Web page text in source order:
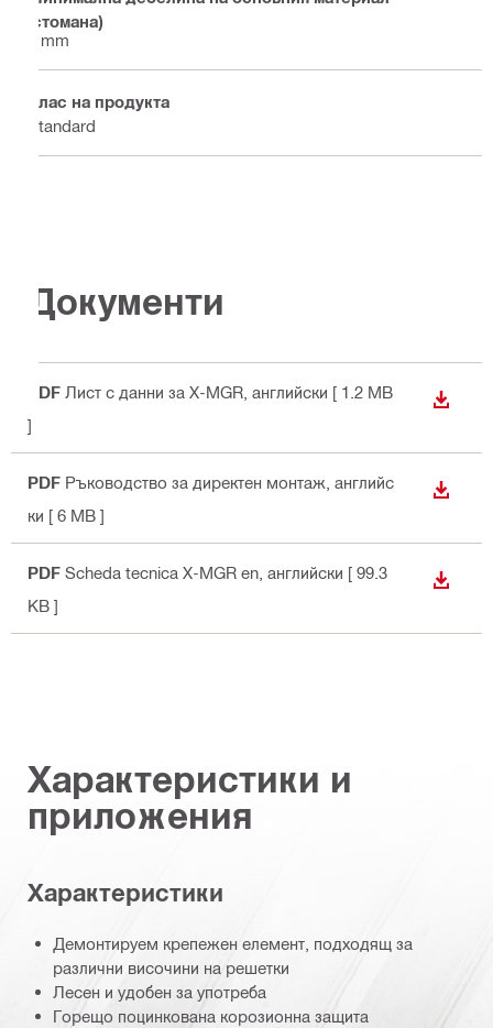
(стомана)
3 mm
Клас на продукта
Standard
Документи
PDF Лист с данни за X-MGR , английски [ 1.2 MB
]
PDF Ръководство за директен монтаж , английс
ки [ 6 MB ]
PDF Scheda tecnica X-MGR en , английски [ 99.3
KB ]
Характеристики и
приложения
Характеристики
Демонтируем крепежен елемент, подходящ за
различни височини на решетки
Лесен и удобен за употреба
Горещо поцинкована корозионна защита